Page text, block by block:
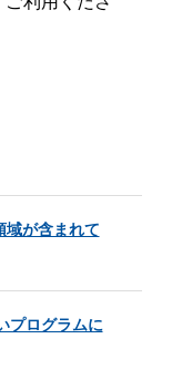
域が含まれて
プログラムに